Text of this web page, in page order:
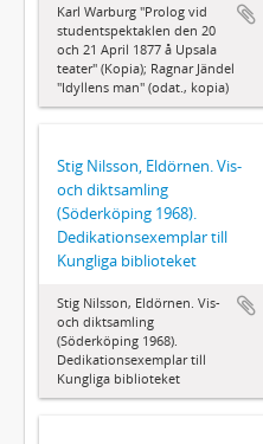
Karl Warburg "Prolog vid
studentspektaklen den 20
och 21 April 1877 å Upsala
teater" (Kopia); Ragnar Jändel
"Idyllens man" (odat., kopia)
Stig Nilsson, Eldörnen. Vis-
och diktsamling
(Söderköping 1968).
Dedikationsexemplar till
Kungliga biblioteket
Stig Nilsson, Eldörnen. Vis-
och diktsamling
(Söderköping 1968).
Dedikationsexemplar till
Kungliga biblioteket